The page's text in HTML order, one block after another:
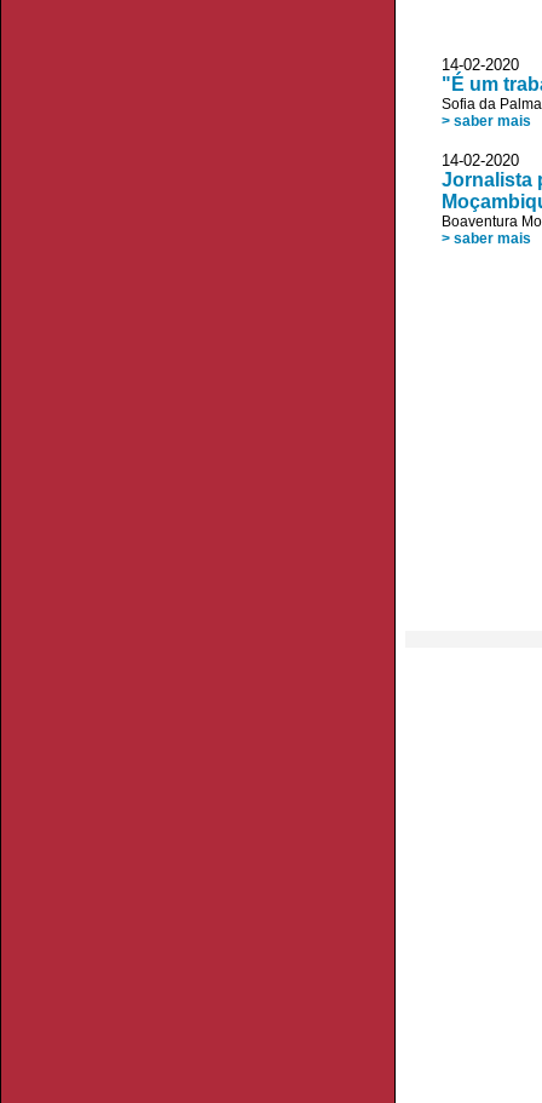
14-02-2020
"É um
Sofia da
> saber mais
14-02-2020
Jornalista
Boaventura
> saber mais